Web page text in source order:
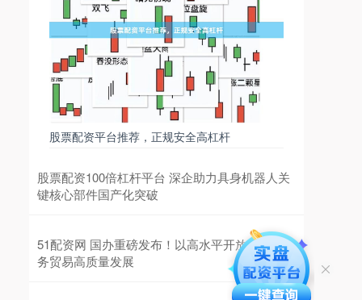
股票配资平台推荐，正规安全高杠杆
股票配资100倍杠杆平台 深企助力具身机器人关
键核心部件国产化突破
51配资网 国办重磅发布！以高水平开放推动服
务贸易高质量发展